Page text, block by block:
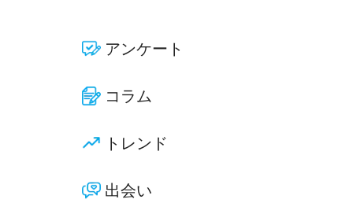
アンケート
コラム
トレンド
出会い